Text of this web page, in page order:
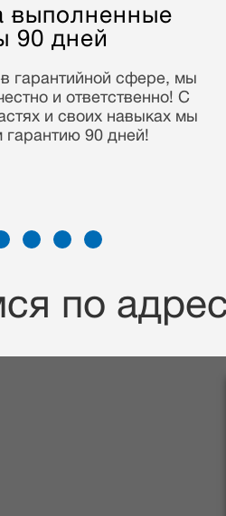
с опытом
лет
более 70000
опыт работы и
дают нам преимущество
Ваше устройство
по